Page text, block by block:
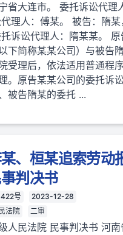
省大连市。 委托诉讼代理
理人：傅某。 被告：隋
诉讼代理人：隋某某。
下简称某某公司）与被告
受理后，依法适用普通程
。原告某某公司的委托诉
被告隋某的委托 ...
、桓某追索劳动
判决书
号
2023-12-28
法院
二审
人民法院 民事判决书 河南